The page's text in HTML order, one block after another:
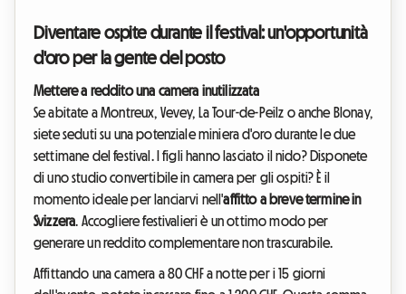
Diventare ospite durante il festival: un'opportunità
d'oro per la gente del posto
Mettere a reddito una camera inutilizzata
Se abitate a Montreux, Vevey, La Tour-de-Peilz o anche Blonay,
siete seduti su una potenziale miniera d'oro durante le due
settimane del festival. I figli hanno lasciato il nido? Disponete
di uno studio convertibile in camera per gli ospiti? È il
momento ideale per lanciarvi nell'affitto a breve termine in
Svizzera. Accogliere festivalieri è un ottimo modo per
generare un reddito complementare non trascurabile.
Affittando una camera a 80 CHF a notte per i 15 giorni